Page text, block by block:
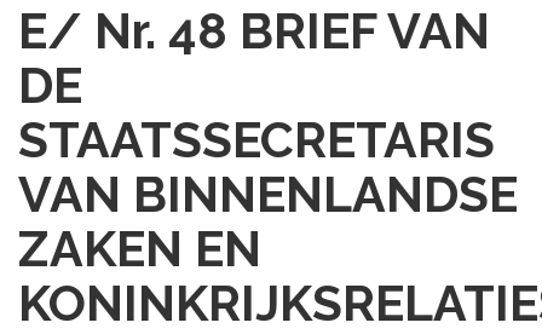
E/ Nr. 48 BRIEF VAN
DE
STAATSSECRETARIS
VAN BINNENLANDSE
ZAKEN EN